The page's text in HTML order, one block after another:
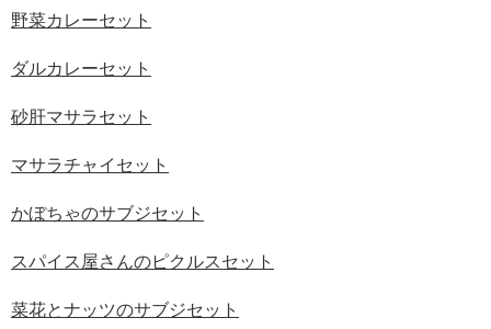
野菜カレーセット
ダルカレーセット
砂肝マサラセット
マサラチャイセット
かぼちゃのサブジセット
スパイス屋さんのピクルスセット
菜花とナッツのサブジセット